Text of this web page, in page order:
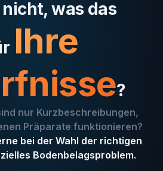
was das
Ihre
?
nur Kurzbeschreibungen,
Präparate funktionieren?
bei der Wahl der richtigen
Bodenbelagsproblem.